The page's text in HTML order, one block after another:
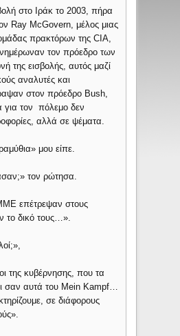
στο Ιράκ το 2003, πήρα
Ray McGovern, μέλος μιας
πρακτόρων της CIA,
τον πρόεδρο των
της εισβολής, αυτός μαζί
αναλυτές και
στον πρόεδρο Bush,
για τον πόλεμο δεν
αλλά σε ψέματα.
μου είπε.
τον ρώτησα.
επέτρεψαν στους
το δικό τους…».
της κυβέρνησης, που τα
σαν αυτά του Mein Kampf…
σε διάφορους